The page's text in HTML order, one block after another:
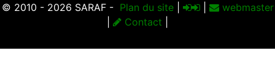
© 2010 - 2026 SARAF - Plan du site|
webmaster
Contact